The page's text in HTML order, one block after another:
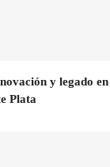
y legado
Plata